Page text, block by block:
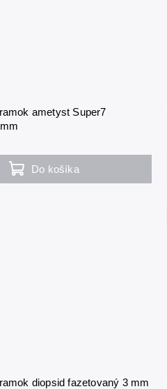
ametyst Super7
Do košíka
diopsid fazetovaný 3 mm